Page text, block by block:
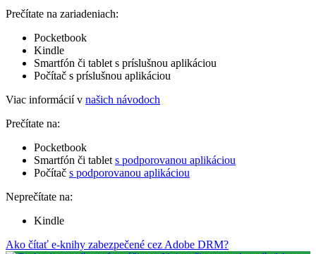
Prečítate na zariadeniach:
Pocketbook
Kindle
Smartfón či tablet s príslušnou aplikáciou
Počítač s príslušnou aplikáciou
Viac informácií v našich návodoch
Prečítate na:
Pocketbook
Smartfón či tablet s podporovanou aplikáciou
Počítač s podporovanou aplikáciou
Neprečítate na:
Kindle
Ako čítať e-knihy zabezpečené cez Adobe DRM?